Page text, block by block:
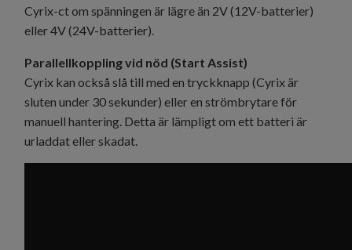
Cyrix-ct om spänningen är lägre än 2V (12V-batterier)
eller 4V (24V-batterier).
Parallellkoppling vid nöd (Start Assist)
Cyrix kan också slå till med en tryckknapp (Cyrix är
sluten under 30 sekunder) eller en strömbrytare för
manuell hantering. Detta är lämpligt om ett batteri är
urladdat eller skadat.